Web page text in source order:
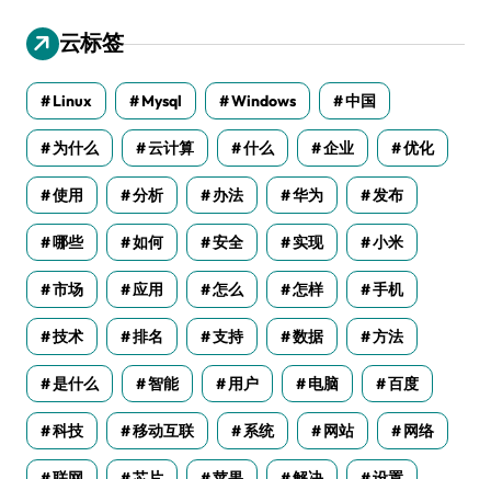
云标签
Linux Mysql Windows 中国
为什么 云计算 什么 企业 优化
使用 分析 办法 华为 发布
哪些 如何 安全 实现 小米
市场 应用 怎么 怎样 手机
技术 排名 支持 数据 方法
是什么 智能 用户 电脑 百度
科技 移动互联 系统 网站 网络